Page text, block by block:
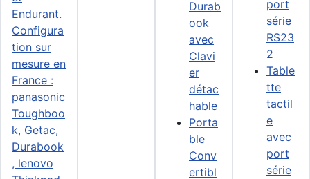
Durab
ook
avec
Clavi
er
détac
hable
Porta
ble
Conv
ertibl
port
série
RS23
2
Table
tte
tactil
e
avec
port
série